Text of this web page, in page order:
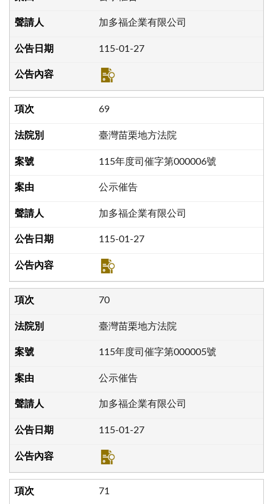
加多福企業有限公司
115-01-27
69
臺灣苗栗地方法院
115年度司催字第000006號
公示催告
加多福企業有限公司
115-01-27
70
臺灣苗栗地方法院
115年度司催字第000005號
公示催告
加多福企業有限公司
115-01-27
71